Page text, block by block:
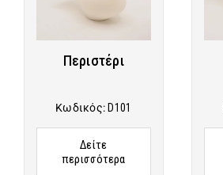
Περιστέρι
Κωδικός: D101
Δείτε
περισσότερα